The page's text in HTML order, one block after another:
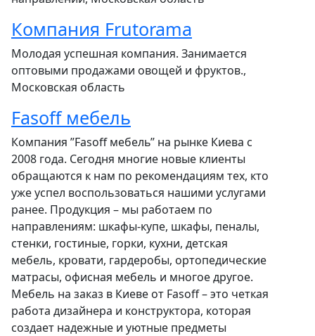
Компания Frutorama
Молодая успешная компания. Занимается
оптовыми продажами овощей и фруктов.,
Московская область
Fasoff мебель
Компания ”Fasoff мебель” на рынке Киева с
2008 года. Сегодня многие новые клиенты
обращаются к нам по рекомендациям тех, кто
уже успел воспользоваться нашими услугами
ранее. Продукция – мы работаем по
направлениям: шкафы-купе, шкафы, пеналы,
стенки, гостиные, горки, кухни, детская
мебель, кровати, гардеробы, ортопедические
матрасы, офисная мебель и многое другое.
Мебель на заказ в Киеве от Fasoff – это четкая
работа дизайнера и конструктора, которая
создает надежные и уютные предметы